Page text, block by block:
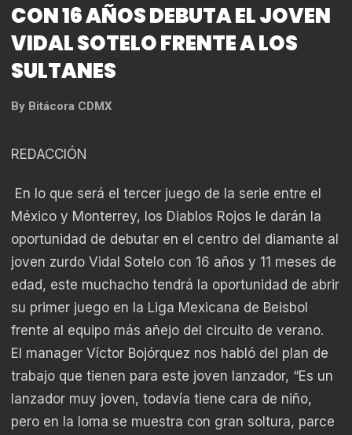
CON 16 AÑOS DEBUTA EL JOVEN
VIDAL SOTELO FRENTE A LOS
SULTANES
By Bitácora CDMX
REDACCIÓN
En lo que será el tercer juego de la serie entre el
México y Monterrey, los Diablos Rojos le darán la
oportunidad de debutar en el centro del diamante al
joven zurdo Vidal Sotelo con 16 años y 11 meses de
edad, este muchacho tendrá la oportunidad de abrir
su primer juego en la Liga Mexicana de Beisbol
frente al equipo más añejo del circuito de verano.
El manager Víctor Bojórquez nos habló del plan de
trabajo que tienen para este joven lanzador, “Es un
lanzador muy joven, todavía tiene cara de niño,
pero en la loma se muestra con gran soltura, parce